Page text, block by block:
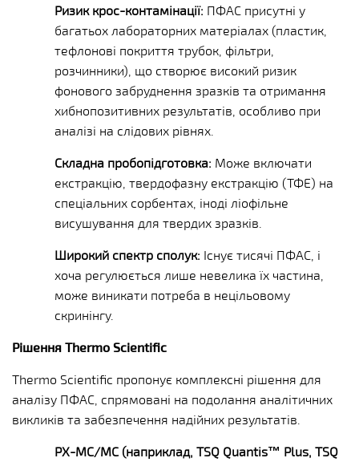
Ризик крос-контамінації: ПФАС присутні у
багатьох лабораторних матеріалах (пластик,
тефлонові покриття трубок, фільтри,
розчинники), що створює високий ризик
фонового забруднення зразків та отримання
хибнопозитивних результатів, особливо при
аналізі на слідових рівнях.
Складна пробопідготовка: Може включати
екстракцію, твердофазну екстракцію (ТФЕ) на
спеціальних сорбентах, іноді ліофільне
висушування для твердих зразків.
Широкий спектр сполук: Існує тисячі ПФАС, і
хоча регулюється лише невелика їх частина,
може виникати потреба в нецільовому
скринінгу.
Рішення Thermo Scientific
Thermo Scientific пропонує комплексні рішення для
аналізу ПФАС, спрямовані на подолання аналітичних
викликів та забезпечення надійних результатів.
РХ-МС/МС (наприклад, TSQ Quantis™ Plus, TSQ